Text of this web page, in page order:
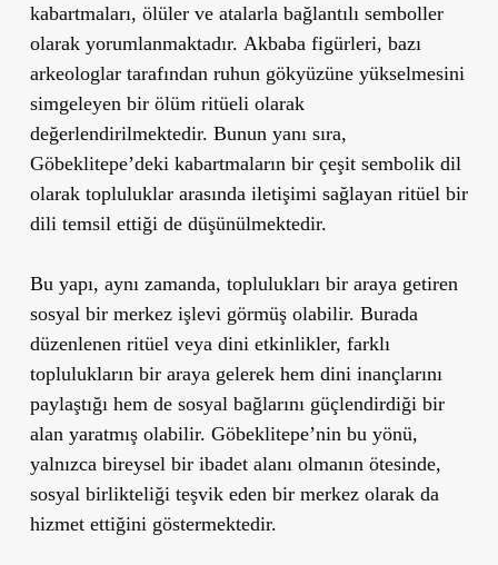
kabartmaları, ölüler ve atalarla bağlantılı semboller
olarak yorumlanmaktadır. Akbaba figürleri, bazı
arkeologlar tarafından ruhun gökyüzüne yükselmesini
simgeleyen bir ölüm ritüeli olarak
değerlendirilmektedir. Bunun yanı sıra,
Göbeklitepe’deki kabartmaların bir çeşit sembolik dil
olarak topluluklararasında iletişimi sağlayan ritüel bir
dili temsil ettiği de düşünülmektedir.
Bu yapı, aynı zamanda, toplulukları bir araya getiren
sosyal bir merkez işlevi görmüş olabilir. Burada
düzenlenen ritüel veya dini etkinlikler, farklı
toplulukların bir araya gelerek hem dini inançlarını
paylaştığı hem de sosyal bağlarını güçlendirdiği bir
alan yaratmış olabilir. Göbeklitepe’nin bu yönü,
yalnızca bireysel bir ibadet alanı olmanın ötesinde,
sosyal birlikteliği teşvik eden bir merkez olarak da
hizmet ettiğini göstermektedir.